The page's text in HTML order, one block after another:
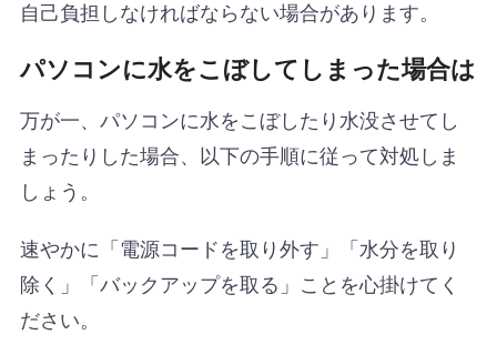
自己負担しなければならない場合があります。
パソコンに水をこぼしてしまった場合は
万が一、パソコンに水をこぼしたり水没させてし
まったりした場合、以下の手順に従って対処しま
しょう。
速やかに「電源コードを取り外す」「水分を取り
除く」「バックアップを取る」ことを心掛けてく
ださい。